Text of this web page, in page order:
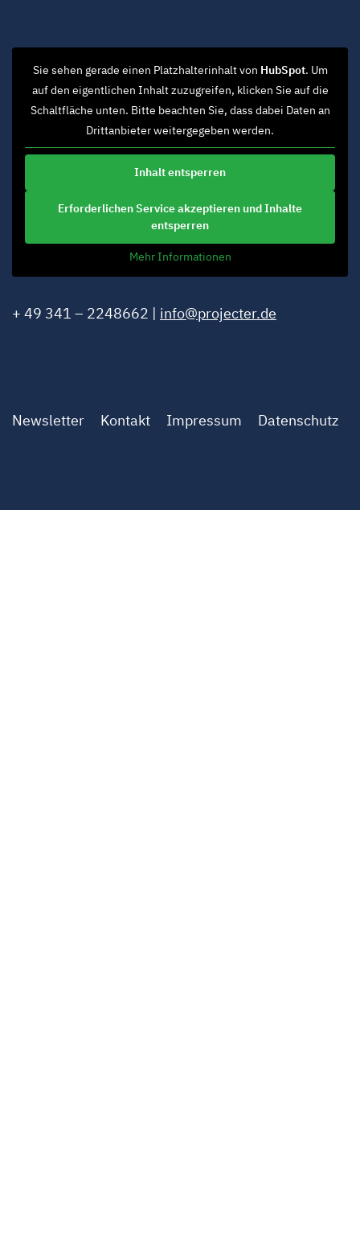
Sie sehen gerade einen Platzhalterinhalt von HubSpot. Um
auf den eigentlichen Inhalt zuzugreifen, klicken Sie auf die
Schaltfläche unten. Bitte beachten Sie, dass dabei Daten an
Drittanbieter weitergegeben werden.
Inhalt entsperren
Erforderlichen Service akzeptieren und Inhalte
entsperren
Mehr Informationen
+ 49 341 – 2248662 | info@projecter.de
Newsletter Kontakt Impressum Datenschutz